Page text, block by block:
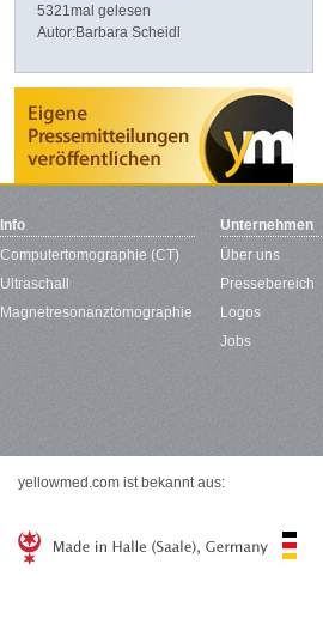
5321mal gelesen
Autor:Barbara Scheidl
Info
Computertomographie (CT)
Ultraschall
Magnetresonanztomographie
Unternehmen
Über uns
Pressebereich
Logos
Jobs
yellowmed.com ist bekannt aus: